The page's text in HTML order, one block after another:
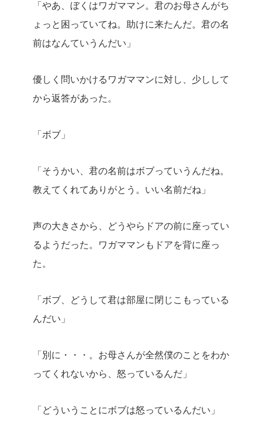
「やあ、ぼくはワガママン。君のお母さんがち
ょっと困っていてね。助けに来たんだ。君の名
前はなんていうんだい」
優しく問いかけるワガママンに対し、少しして
から返答があった。
「ボブ」
「そうかい、君の名前はボブっていうんだね。
教えてくれてありがとう。いい名前だね」
声の大きさから、どうやらドアの前に座ってい
るようだった。ワガママンもドアを背に座っ
た。
「ボブ、どうして君は部屋に閉じこもっている
んだい」
「別に・・・。お母さんが全然僕のことをわか
ってくれないから、怒っているんだ」
「どういうことにボブは怒っているんだい」